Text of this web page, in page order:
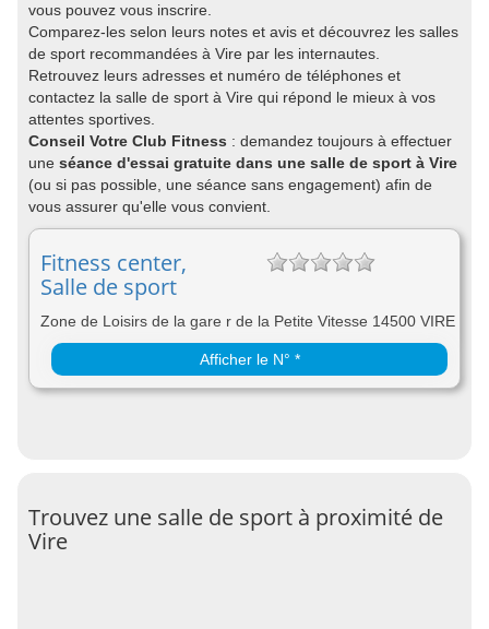
vous pouvez vous inscrire.
Comparez-les selon leurs notes et avis et découvrez les salles
de sport recommandées à Vire par les internautes.
Retrouvez leurs adresses et numéro de téléphones et
contactez la salle de sport à Vire qui répond le mieux à vos
attentes sportives.
Conseil Votre Club Fitness : demandez toujours à effectuer
une séance d'essai gratuite dans une salle de sport à Vire
(ou si pas possible, une séance sans engagement) afin de
vous assurer qu'elle vous convient.
Fitness center,
Salle de sport
Zone de Loisirs de la gare r de la Petite Vitesse 14500 VIRE
Afficher le N° *
Trouvez une salle de sport à proximité de
Vire